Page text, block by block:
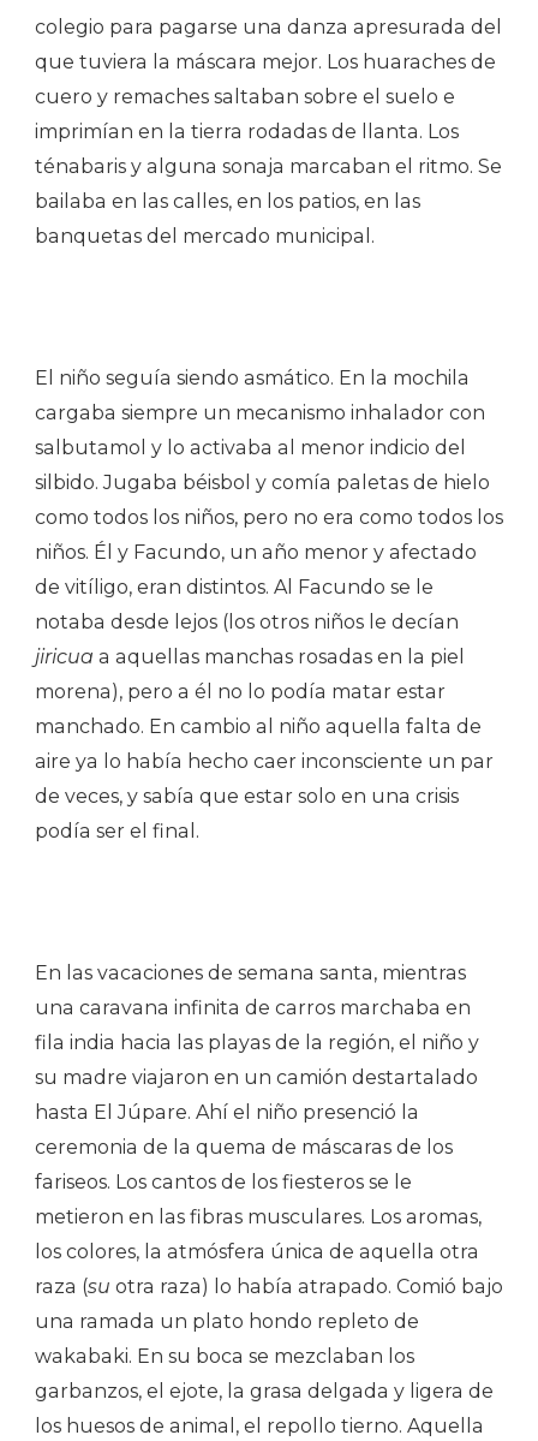
colegio para pagarse una danza apresurada del
que tuviera la máscara mejor. Los huaraches de
cuero y remaches saltaban sobre el suelo e
imprimían en la tierra rodadas de llanta. Los
ténabaris y alguna sonaja marcaban el ritmo. Se
bailaba en las calles, en los patios, en las
banquetas del mercado municipal.
El niño seguía siendo asmático. En la mochila
cargaba siempre un mecanismo inhalador con
salbutamol y lo activaba al menor indicio del
silbido. Jugaba béisbol y comía paletas de hielo
como todos los niños, pero no era como todos los
niños. Él y Facundo, un año menor y afectado
de vitíligo, eran distintos. Al Facundo se le
notaba desde lejos (los otros niños le decían
jiricua a aquellas manchas rosadas en la piel
morena), pero a él no lo podía matar estar
manchado. En cambio al niño aquella falta de
aire ya lo había hecho caer inconsciente un par
de veces, y sabía que estar solo en una crisis
podía ser el final.
En las vacaciones de semana santa, mientras
una caravana infinita de carros marchaba en
fila india hacia las playas de la región, el niño y
su madre viajaron en un camión destartalado
hasta El Júpare. Ahí el niño presenció la
ceremonia de la quema de máscaras de los
fariseos. Los cantos de los fiesteros se le
metieron en las fibras musculares. Los aromas,
los colores, la atmósfera única de aquella otra
raza (su otra raza) lo había atrapado. Comió bajo
una ramada un plato hondo repleto de
wakabaki. En su boca se mezclaban los
garbanzos, el ejote, la grasa delgada y ligera de
los huesos de animal, el repollo tierno. Aquella